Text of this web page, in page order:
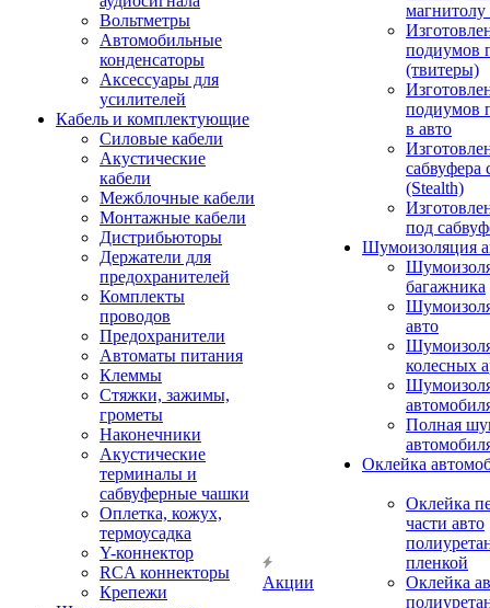
Вольтметры
Автомобильные
конденсаторы
Аксессуары для
усилителей
Кабель и комплектующие
Силовые кабели
Акустические
кабели
Межблочные кабели
Монтажные кабели
Дистрибьюторы
Держатели для
предохранителей
Комплекты
проводов
Предохранители
Автоматы питания
Клеммы
Стяжки, зажимы,
грометы
Наконечники
Акустические
терминалы и
сабвуферные чашки
Оплетка, кожух,
термоусадка
Y-коннектор
RCA коннекторы
Крепежи
Акции
подиумов
(твитеры)
подиумов
в авто
сабвуфера
(Stealth)
под
Шумоизоляция
багажника
авто
колесных
Полная
Оклейка
Оклейка
части авто
пленкой
Оклейка